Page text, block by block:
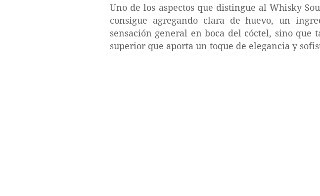
Uno de los aspectos que distingue al Whisky
consigue agregando clara de huevo, un
sensación general en boca del cóctel, sino que
superior que aporta un toque de elegancia y